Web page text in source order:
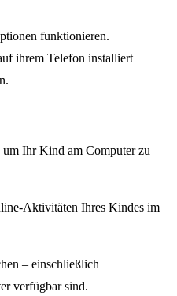
funktionieren.
ihrem Telefon installiert
um Ihr Kind am Computer zu
Aktivitäten Ihres Kindes im
– einschließlich
verfügbar sind.